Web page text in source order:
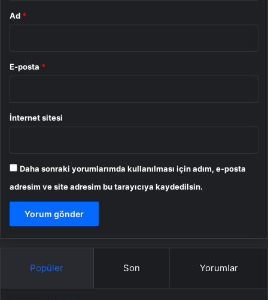
Ad *
E-posta *
İnternet sitesi
Daha sonraki yorumlarımda kullanılması için adım, e-posta
adresim ve site adresim bu tarayıcıya kaydedilsin.
Popüler Son Yorumlar